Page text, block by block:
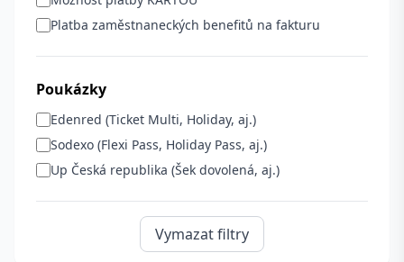
Platba zaměstnaneckých benefitů na fakturu
Poukázky
Edenred (Ticket Multi, Holiday, aj.)
Sodexo (Flexi Pass, Holiday Pass, aj.)
Up Česká republika (Šek dovolená, aj.)
Vymazat filtry